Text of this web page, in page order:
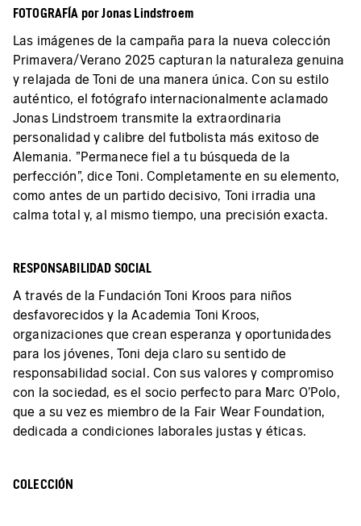
FOTOGRAFÍA por Jonas Lindstroem
Las imágenes de la campaña para la nueva colección
Primavera/Verano 2025 capturan la naturaleza genuina
y relajada de Toni de una manera única. Con su estilo
auténtico, el fotógrafo internacionalmente aclamado
Jonas Lindstroem transmite la extraordinaria
personalidad y calibre del futbolista más exitoso de
Alemania. "Permanece fiel a tu búsqueda de la
perfección", dice Toni. Completamente en su elemento,
como antes de un partido decisivo, Toni irradia una
calma total y, al mismo tiempo, una precisión exacta.
RESPONSABILIDAD SOCIAL
A través de la Fundación Toni Kroos para niños
desfavorecidos y la Academia Toni Kroos,
organizaciones que crean esperanza y oportunidades
para los jóvenes, Toni deja claro su sentido de
responsabilidad social. Con sus valores y compromiso
con la sociedad, es el socio perfecto para Marc O'Polo,
que a su vez es miembro de la Fair Wear Foundation,
dedicada a condiciones laborales justas y éticas.
COLECCIÓN